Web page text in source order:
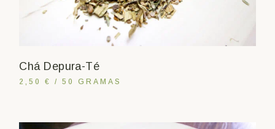
Chá Depura-Té
2,50 € / 50 GRAMAS